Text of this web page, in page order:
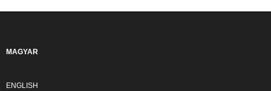
MAGYAR
ENGLISH